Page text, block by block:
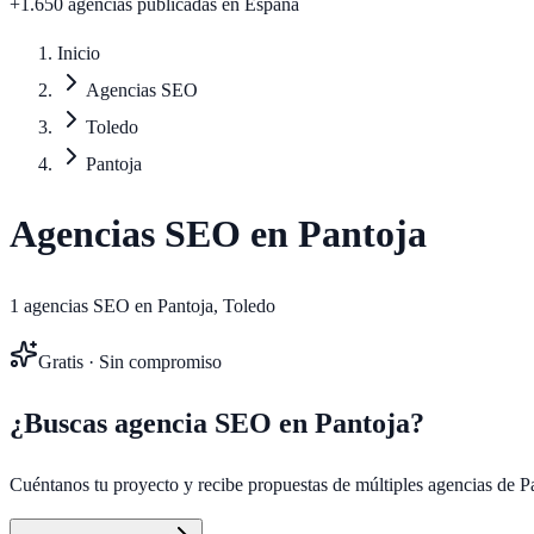
+1.650 agencias publicadas en España
Inicio
Agencias SEO
Toledo
Pantoja
Agencias SEO en Pantoja
1 agencias SEO en Pantoja, Toledo
Gratis · Sin compromiso
¿Buscas agencia SEO en Pantoja?
Cuéntanos tu proyecto y recibe propuestas de múltiples agencias de